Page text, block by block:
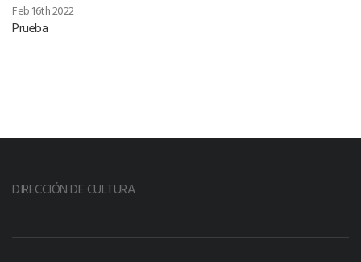
Feb 16th 2022
Prueba
DIRECCIÓN DE CULTURA